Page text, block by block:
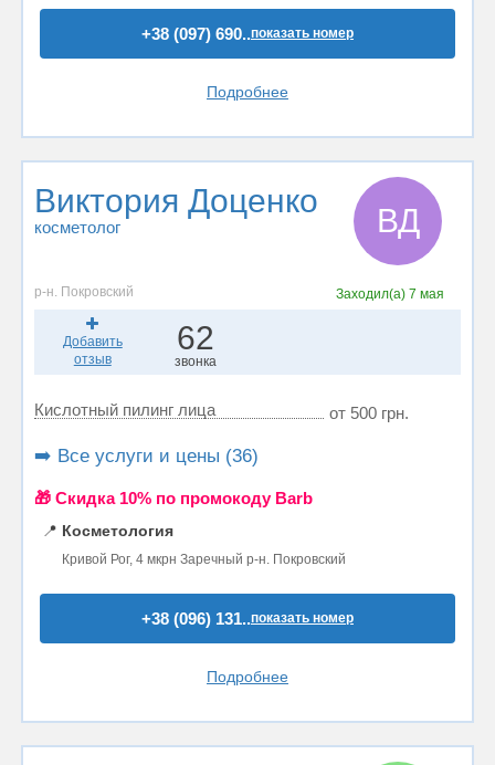
+38 (097) 690..показать номер
Подробнее
Виктория Доценко
косметолог ВД
р-н. Покровский Заходил(а) 7 мая
Добавить
отзыв
62
звонка
Кислотный пилинг лица от 500 грн.
➡️ Все услуги и цены (36)
🎁 Cкидка 10% по промокоду Barb
📍 Косметология
Кривой Рог, 4 мкрн Заречный р-н. Покровский
+38 (096) 131..показать номер
Подробнее